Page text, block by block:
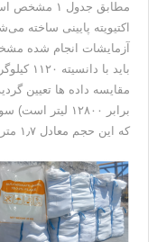
مطابق جدول
اکتیویته پایینی ساخته
باید
برابر ۱۲۸۰۰
که این حجم معادل ۱٫۷ متر از ارتفاع کل تانک(۲٫۷ متر) است.